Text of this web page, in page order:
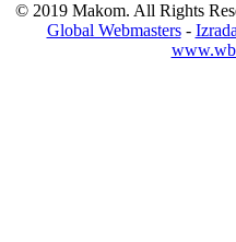
© 2019 Makom. All Rights
Global Webmasters-